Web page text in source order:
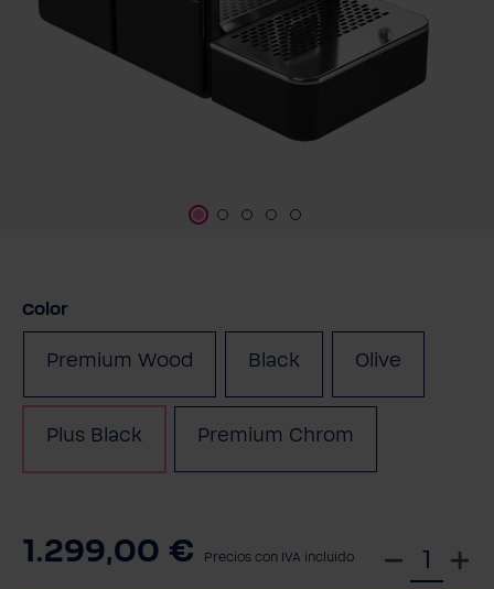
Seleccione
Color
Premium Wood Black (Esta opción no está
Olive
Plus Black Premium Chrom
1.299,00 € Precios con IVA incluido